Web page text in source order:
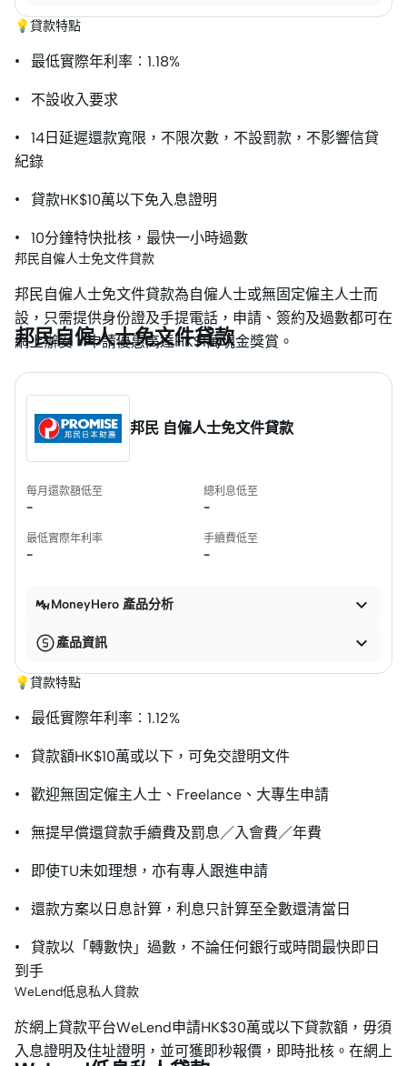
💡貸款特點
• 最低實際年利率︰1.18%
• 不設收入要求
• 14日延遲還款寬限，不限次數，不設罰款，不影響信貸
紀錄
• 貸款HK$10萬以下免入息證明
• 10分鐘特快批核，最快一小時過數
邦民自僱人士免文件貸款
邦民自僱人士免文件貸款為自僱人士或無固定僱主人士而
設，只需提供身份證及手提電話，申請、簽約及過數都可在
網上辦妥，申請優惠高達HK$1萬現金獎賞。
邦民自僱人士免文件貸款
邦民 自僱人士免文件貸款
每月還款額低至
-
總利息低至
-
最低實際年利率
-
手續費低至
-
MoneyHero 產品分析 
產品資訊 
💡貸款特點
• 最低實際年利率︰1.12%
• 貸款額HK$10萬或以下，可免交證明文件
• 歡迎無固定僱主人士、Freelance、大專生申請
• 無提早償還貸款手續費及罰息／入會費／年費
• 即使TU未如理想，亦有專人跟進申請
• 還款方案以日息計算，利息只計算至全數還清當日
• 貸款以「轉數快」過數，不論任何銀行或時間最快即日
到手
WeLend低息私人貸款
於網上貸款平台WeLend申請HK$30萬或以下貸款額，毋須
入息證明及住址證明，並可獲即秒報價，即時批核。在網上